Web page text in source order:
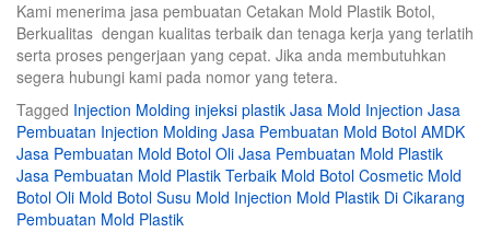
Kami menerima jasa pembuatan Cetakan Mold Plastik Botol,
Berkualitas dengan kualitas terbaik dan tenaga kerja yang terlatih
serta proses pengerjaan yang cepat. Jika anda membutuhkan
segera hubungi kami pada nomor yang tetera.
Tagged Injection Molding injeksi plastik Jasa Mold Injection Jasa
Pembuatan Injection Molding Jasa Pembuatan Mold Botol AMDK
Jasa Pembuatan Mold Botol Oli Jasa Pembuatan Mold Plastik
Jasa Pembuatan Mold Plastik Terbaik Mold Botol Cosmetic Mold
Botol Oli Mold Botol Susu Mold Injection Mold Plastik Di Cikarang
Pembuatan Mold Plastik